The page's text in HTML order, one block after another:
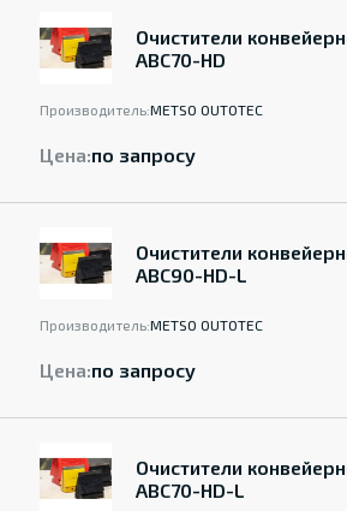
Очистители
ABC70-HD
Производитель:METSO OUTOTEC
Цена:по запросу
Очистители
ABC90-HD-L
Производитель:METSO OUTOTEC
Цена:по запросу
Очистители
ABC70-HD-L